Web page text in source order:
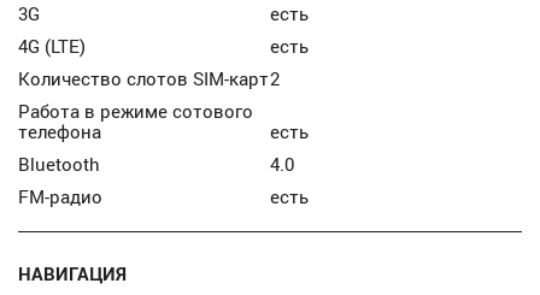
3G
есть
4G (LTE)
есть
Количество слотов SIM-карт2
Работа в режиме сотового
телефона
есть
Bluetooth
4.0
FM-радио
есть
НАВИГАЦИЯ